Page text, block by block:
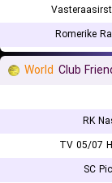
Romerike
World Club
RK
TV 05/07
SC